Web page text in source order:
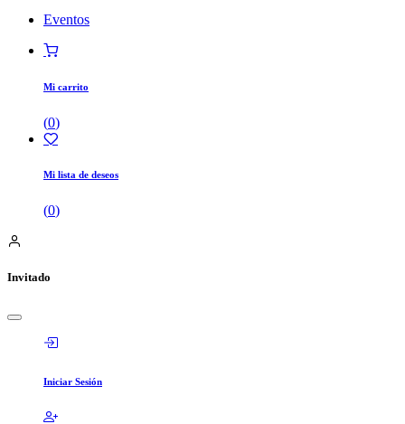
Eventos
Mi carrito
(0)
Mi lista de deseos
(0)
Invitado
Iniciar Sesión